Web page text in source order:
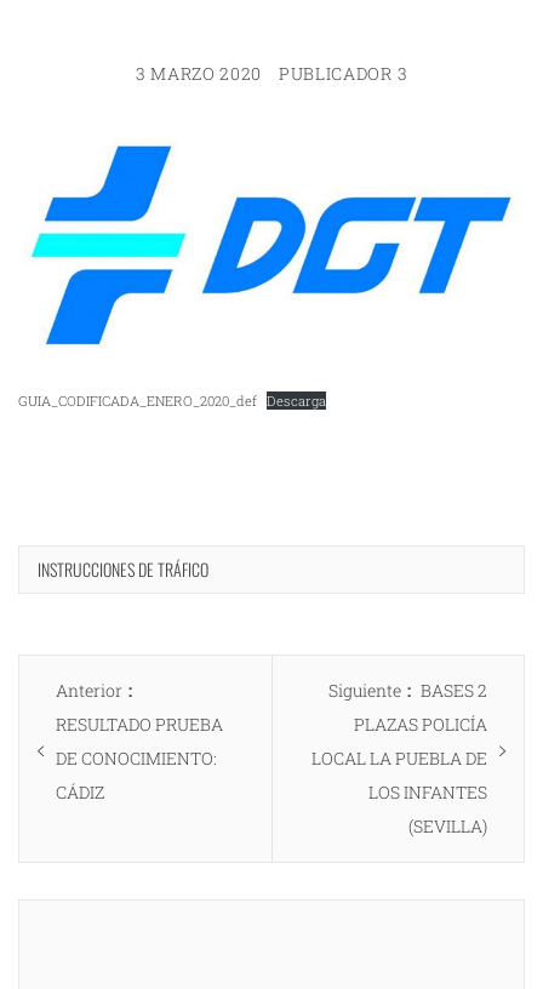
3 MARZO 2020 PUBLICADOR 3
GUIA_CODIFICADA_ENERO_2020_def Descarga
INSTRUCCIONES DE TRÁFICO
Navegación
entradas
Anterior
anterior:
RESULTADO PRUEBA
DE CONOCIMIENTO:
CÁDIZ
Siguiente
Entrada
siguiente:
BASES 2
PLAZAS POLICÍA
LOCAL LA PUEBLA DE
LOS INFANTES
(SEVILLA)